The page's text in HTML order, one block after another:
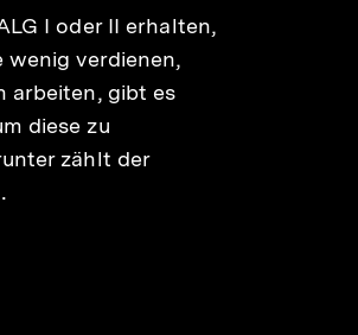
I oder II erhalten,
wenig verdienen,
arbeiten, gibt es
diese zu
zählt der